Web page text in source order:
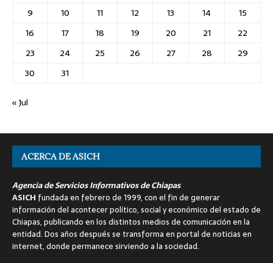
9
10 11 12 13 14
15
16
17 18 19 20 21
22
23
24 25 26 27 28
29
30
31
« Jul
ACERCA DE ASICH
Agencia de Servicios Informativos de Chiapas
ASICH fundada en febrero de 1999, con el fin de generar
información del acontecer político, social y económico del estado de
Chiapas, publicando en los distintos medios de comunicación en la
entidad. Dos años después se transforma en portal de noticias en
internet, donde permanece sirviendo a la sociedad.